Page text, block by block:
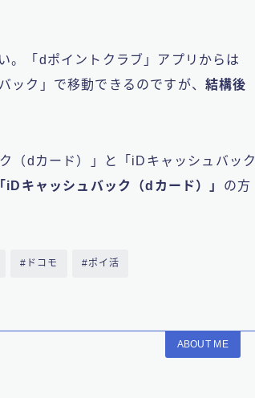
。「dポイントクラブ」アプリからは
ク」で移動できるのですが、 結構後
（dカード）」と「iDキャッシュバック
iDキャッシュバック（dカード）」 の方
#ドコモ #ポイ活
ABOUT ME